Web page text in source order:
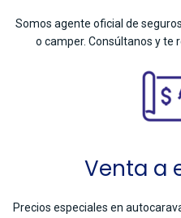
Somos agente oficial de
o camper. Consúltanos y te
Venta a
Precios especiales en